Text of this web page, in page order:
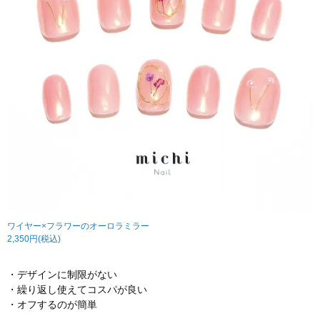
ワイヤー×フラワーのオーロラミラー
2,350円(税込)
・デザインに制限がない
・繰り返し使えてコスパが良い
・オフするのが簡単